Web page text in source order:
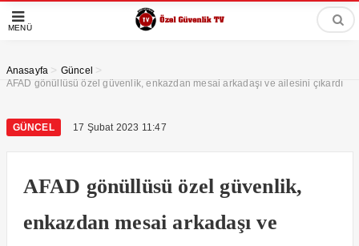
MENÜ
Anasayfa > Güncel >
AFAD gönüllüsü özel güvenlik, enkazdan mesai arkadaşı ve ailesini çıkardı
GÜNCEL 17 Şubat 2023 11:47
AFAD gönüllüsü özel güvenlik,
enkazdan mesai arkadaşı ve